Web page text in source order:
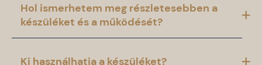
Hol ismerhetem meg részletesebben a
készüléket és a működését?
Ki használhatja a készüléket?